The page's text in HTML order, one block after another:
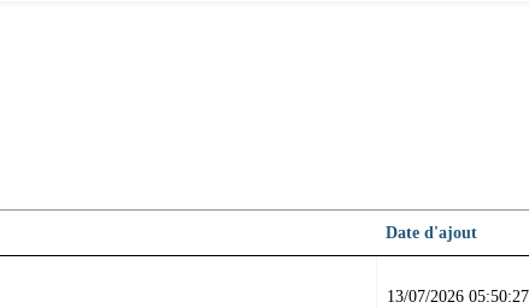
Date d'ajout
13/07/2026 05:50:27